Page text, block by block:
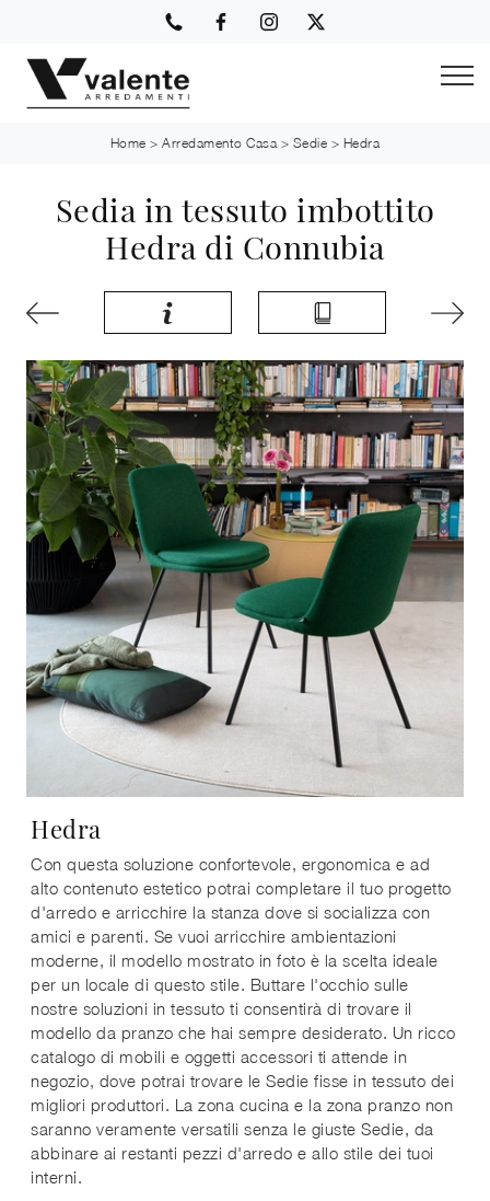
Home >Arredamento Casa > Sedie > Hedra
Sedia in tessuto imbottito
Hedra di Connubia
Hedra
Con questa soluzione confortevole, ergonomica e ad
alto contenuto estetico potrai completare il tuo progetto
d'arredo e arricchire la stanza dove si socializza con
amici e parenti. Se vuoi arricchire ambientazioni
moderne, il modello mostrato in foto è la scelta ideale
per un locale di questo stile. Buttare l'occhio sulle
nostre soluzioni in tessuto ti consentirà di trovare il
modello da pranzo che hai sempre desiderato. Un ricco
catalogo di mobili e oggetti accessori ti attende in
negozio, dove potrai trovare le Sedie fisse in tessuto dei
migliori produttori. La zona cucina e la zona pranzo non
saranno veramente versatili senza le giuste Sedie, da
abbinare ai restanti pezzi d'arredo e allo stile dei tuoi
interni.